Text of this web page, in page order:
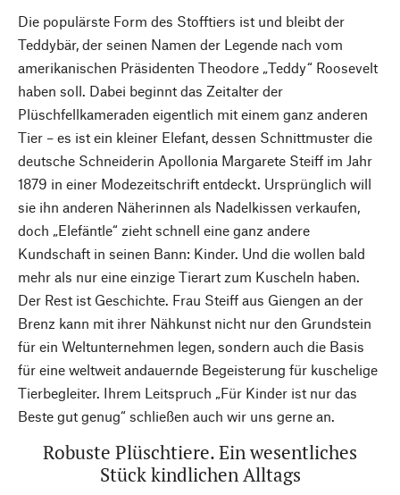
Die populärste Form des Stofftiers ist und bleibt der
Teddybär, der seinen Namen der Legende nach vom
amerikanischen Präsidenten Theodore „Teddy“ Roosevelt
haben soll. Dabei beginnt das Zeitalter der
Plüschfellkameraden eigentlich mit einem ganz anderen
Tier – es ist ein kleiner Elefant, dessen Schnittmuster die
deutsche Schneiderin Apollonia Margarete Steiff im Jahr
1879 in einer Modezeitschrift entdeckt. Ursprünglich will
sie ihn anderen Näherinnen als Nadelkissen verkaufen,
doch „Elefäntle“ zieht schnell eine ganz andere
Kundschaft in seinen Bann: Kinder. Und die wollen bald
mehr als nur eine einzige Tierart zum Kuscheln haben.
Der Rest ist Geschichte. Frau Steiff aus Giengen an der
Brenz kann mit ihrer Nähkunst nicht nur den Grundstein
für ein Weltunternehmen legen, sondern auch die Basis
für eine weltweit andauernde Begeisterung für kuschelige
Tierbegleiter. Ihrem Leitspruch „Für Kinder ist nur das
Beste gut genug“ schließen auch wir uns gerne an.
Robuste Plüschtiere. Ein wesentliches
Stück kindlichen Alltags